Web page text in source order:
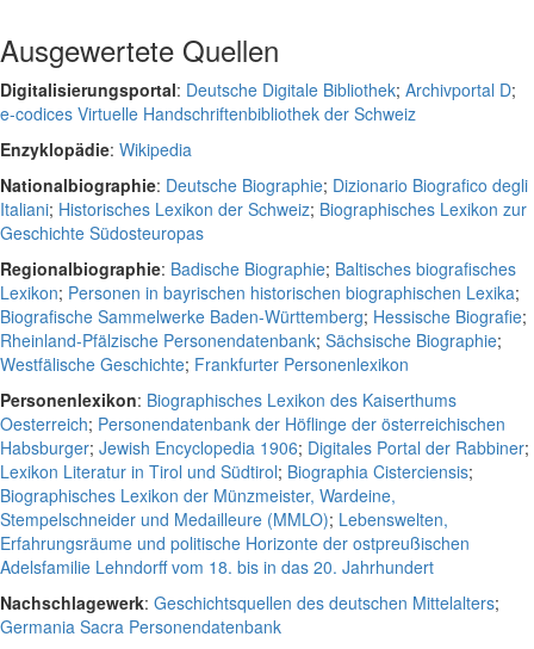
Ausgewertete Quellen
Digitalisierungsportal: Deutsche Digitale Bibliothek; Archivportal D;
e-codices Virtuelle Handschriftenbibliothek der Schweiz
Enzyklopädie: Wikipedia
Nationalbiographie: Deutsche Biographie; Dizionario Biografico degli
Italiani; Historisches Lexikon der Schweiz; Biographisches Lexikon zur
Geschichte Südosteuropas
Regionalbiographie: Badische Biographie; Baltisches biografisches
Lexikon; Personen in bayrischen historischen biographischen Lexika;
Biografische Sammelwerke Baden-Württemberg; Hessische Biografie;
Rheinland-Pfälzische Personendatenbank; Sächsische Biographie;
Westfälische Geschichte; Frankfurter Personenlexikon
Personenlexikon: Biographisches Lexikon des Kaiserthums
Oesterreich; Personendatenbank der Höflinge der österreichischen
Habsburger; Jewish Encyclopedia 1906; Digitales Portal der Rabbiner;
Lexikon Literatur in Tirol und Südtirol; Biographia Cisterciensis;
Biographisches Lexikon der Münzmeister, Wardeine,
Stempelschneider und Medailleure (MMLO); Lebenswelten,
Erfahrungsräume und politische Horizonte der ostpreußischen
Adelsfamilie Lehndorff vom 18. bis in das 20. Jahrhundert
Nachschlagewerk: Geschichtsquellen des deutschen Mittelalters;
Germania Sacra Personendatenbank